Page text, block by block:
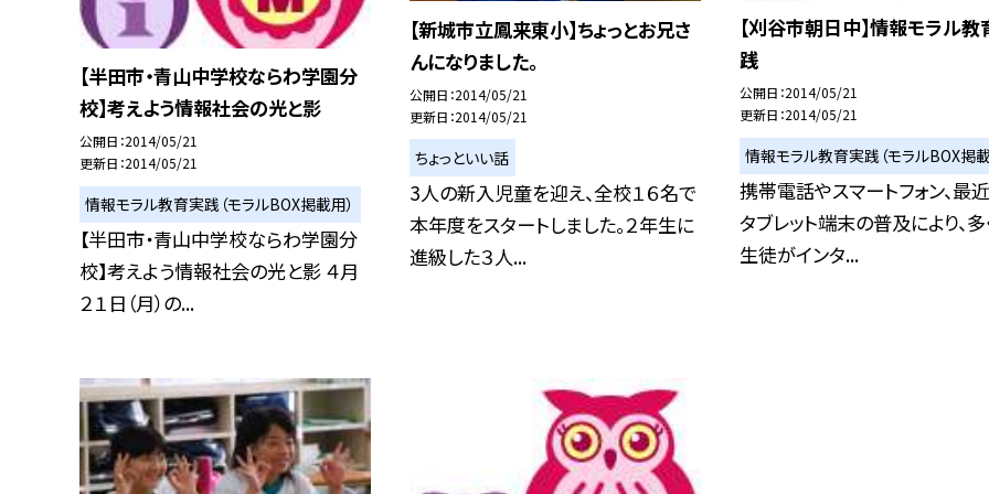
【半田市・青山中学校ならわ学園分
校】考えよう情報社会の光と影
公開日 2014/05/21
更新日 2014/05/21
情報モラル教育実践（モラルBOX掲載用）
【半田市・青山中学校ならわ学園分
校】考えよう情報社会の光と影 ４月
２１日（月）の...
【新城市立鳳来東小】ちょっとお兄さ
んになりました。
公開日 2014/05/21
更新日 2014/05/21
ちょっといい話
3人の新入児童を迎え、全校１６名で
本年度をスタートしました。２年生に
進級した３人...
【刈谷市朝日中】情報モラル教
践
公開日 2014/05/21
更新日 2014/05/21
情報モラル教育実践（モラルBOX掲載
携帯電話やスマートフォン、最
タブレット端末の普及により、
生徒がインタ...